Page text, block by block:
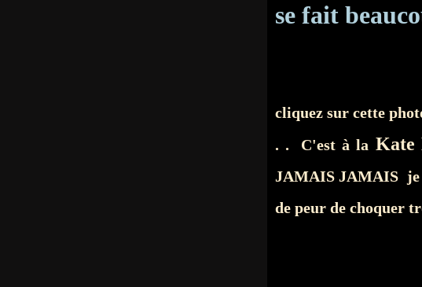
se fait
cliquez sur cette
. . C'est à la Kate
JAMAIS JAMAIS je
de peur de choquer